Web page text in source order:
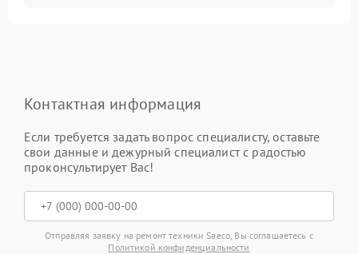
Контактная информация
Если требуется задать вопрос специалисту, оставьте
свои данные и дежурный специалист с радостью
проконсультирует Вас!
Отправляя заявку на ремонт техники Saeco, Вы соглашаетесь с
Политикой конфиденциальности